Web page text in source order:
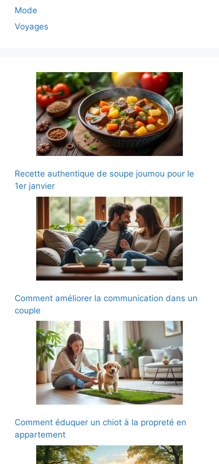
Mode
Voyages
Recette authentique de soupe joumou pour le
1er janvier
Comment améliorer la communication dans un
couple
Comment éduquer un chiot à la propreté en
appartement